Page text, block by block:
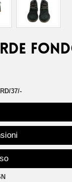
37/-